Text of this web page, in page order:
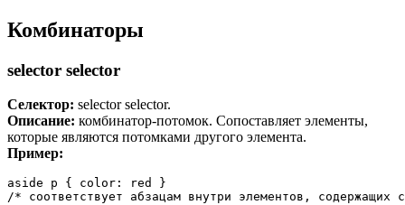
Комбинаторы
selector selector
Селектор: selector selector.
Описание: комбинатор-потомок. Сопоставляет элементы,
которые являются потомками другого элемента.
Пример:
aside p { color: red }
/* соответствует абзацам внутри элементов,